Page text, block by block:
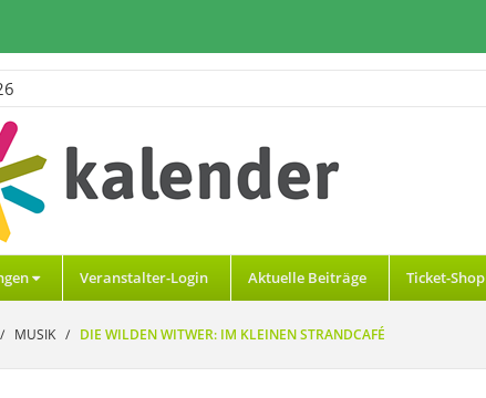
Veranstalter-Login Aktuelle Beiträge Ticket-Shop
/ MUSIK / DIE WILDEN WITWER: IM KLEINEN STRANDCAFÉ